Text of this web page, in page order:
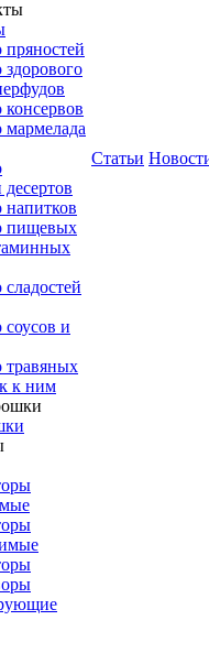
пряностей
мармелада
напитков
пищевых
и
травяных
к ним
Статьи